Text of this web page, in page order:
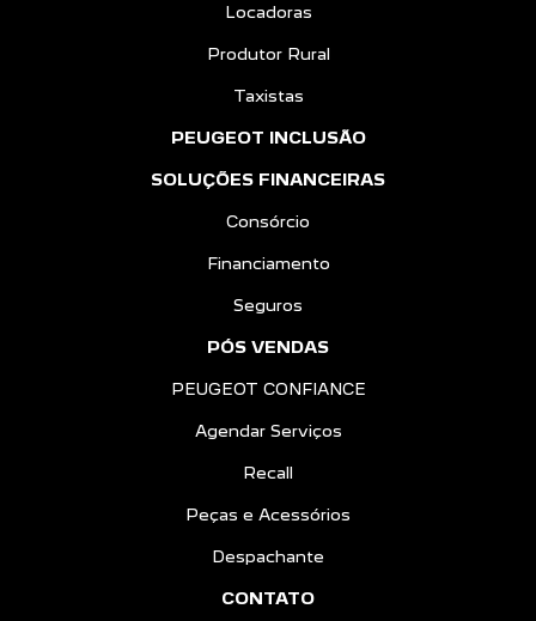
Locadoras
Produtor Rural
Taxistas
PEUGEOT INCLUSÃO
SOLUÇÕES FINANCEIRAS
Consórcio
Financiamento
Seguros
PÓS VENDAS
PEUGEOT CONFIANCE
Agendar Serviços
Recall
Peças e Acessórios
Despachante
CONTATO